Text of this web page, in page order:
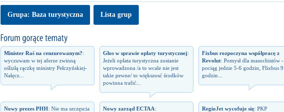
Grupa: Baza turystyczna Lista grup
Minister Raś na cenzurowanym?:
wyczuwam w tej aferze zwinną
oślizłą rączkę ministry Pełczyńskiej-
Nałęcz...
Głos w sprawie opłaty turystycznej:
Jeżeli opłata turystyczna zostanie
wprowadzona /a to wcale nie jest
takie pewne/ to większosć środków
powinna trafić...
Fixbus rozpoczyna współpracę z
Revolut: Pomysł dla masochistów -
pociąg jedzie 5-6 godzin, Flixbus 9
godzin...
Nowy prezes PHH: Nie ma szczęscia
Nowy zarząd ECTAA:
RegioJet wycofuje się: PKP